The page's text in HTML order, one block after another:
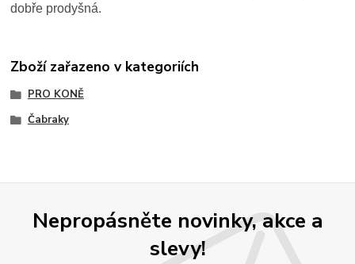
dobře prodyšná.
Zboží zařazeno v kategoriích
PRO KONĚ
Čabraky
Nepropásněte novinky, akce a
slevy!